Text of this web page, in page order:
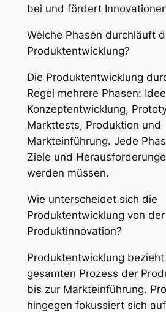
bei und fördert
Welche Phasen durchläuft
Produktentwicklung?
Die Produktentwicklung
Regel mehrere Phasen:
Konzeptentwicklung,
Markttests, Produktion und
Markteinführung. Jede
Ziele und
werden müssen.
Wie unterscheidet sich die
Produktentwicklung von der
Produktinnovation?
Produktentwicklung
gesamten Prozess der
bis zur Markteinführung.
hingegen fokussiert sich